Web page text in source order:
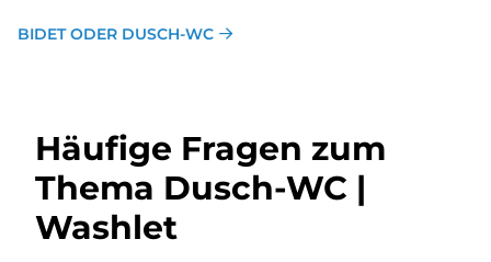
BIDET ODER DUSCH-WC
Häu­fi­ge Fra­gen zum
The­ma Dusch-WC |
Wa­sh­let